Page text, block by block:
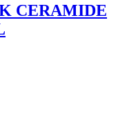
CERAMIDE